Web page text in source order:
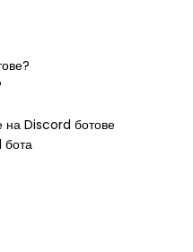
на Discord ботове
бота